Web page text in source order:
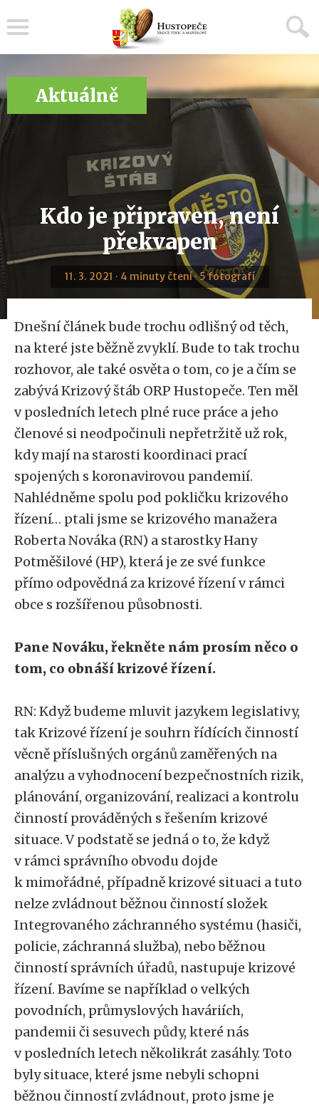
Aktuálně
Kdo je připraven, není
překvapen
11. 3. 2021 · 4 minuty čtení · 5 fotografí
Dnešní článek bude trochu odlišný od těch,
na které jste běžně zvyklí. Bude to tak trochu
rozhovor, ale také osvěta o tom, co je a čím se
zabývá Krizový štáb ORP Hustopeče. Ten měl
v posledních letech plné ruce práce a jeho
členové si neodpočinuli nepřetržitě už rok,
kdy mají na starosti koordinaci prací
spojených s koronavirovou pandemií.
Nahlédněme spolu pod pokličku krizového
řízení… ptali jsme se krizového manažera
Roberta Nováka (RN) a starostky Hany
Potměšilové (HP), která je ze své funkce
přímo odpovědná za krizové řízení v rámci
obce s rozšířenou působnosti.
Pane Nováku, řekněte nám prosím něco o
tom, co obnáší krizové řízení.
RN: Když budeme mluvit jazykem legislativy,
tak Krizové řízení je souhrn řídících činností
věcně příslušných orgánů zaměřených na
analýzu a vyhodnocení bezpečnostních rizik,
plánování, organizování, realizaci a kontrolu
činností prováděných s řešením krizové
situace. V podstatě se jedná o to, že když
v rámci správního obvodu dojde
k mimořádné, případně krizové situaci a tuto
nelze zvládnout běžnou činností složek
Integrovaného záchranného systému (hasiči,
policie, záchranná služba), nebo běžnou
činností správních úřadů, nastupuje krizové
řízení. Bavíme se například o velkých
povodních, průmyslových haváriích,
pandemii či sesuvech půdy, které nás
v posledních letech několikrát zasáhly. Toto
byly situace, které jsme nebyli schopni
běžnou činností zvládnout, proto jsme je